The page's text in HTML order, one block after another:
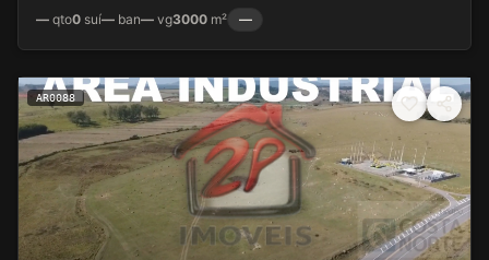
— qto0 suí— ban— vg3000 m² —
AR0088